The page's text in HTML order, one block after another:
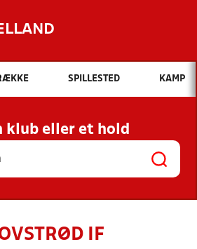
Hvad vil du søge efter?
INDHOLD OG NYHEDER
KLUBBER OG
HOLD
SPILLESTED KAMP
klub eller et hold
IF